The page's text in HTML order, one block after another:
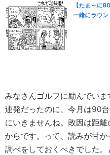
【たま～に
一緒にラウン
みなさんゴルフに励んでい
連発だったのに、今月は90
にいきませんね。敗因は距
からです。って、読みが甘
調べをしておくべきでした